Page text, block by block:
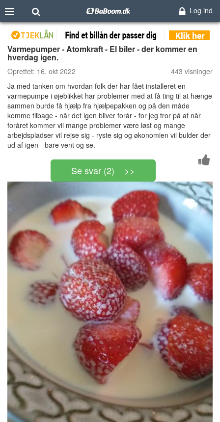
Log ind
Varmepumper - Atomkraft - El biler - der kommer en
hverdag igen.
Oprettet: 16. okt 2022
443 visninger
Ja med tanken om hvordan folk der har fået installeret en
varmepumpe i øjeblikket har problemer med at få ting til at hænge
sammen burde få hjælp fra hjælpepakken og på den måde
komme tilbage - når det igen bliver forår - for jeg tror på at når
foråret kommer vil mange problemer være løst og mange
arbejdspladser vil rejse sig - ryste sig og økonomien vil bulder der
ud af igen - bare vent og se.
Se svar (2) >>